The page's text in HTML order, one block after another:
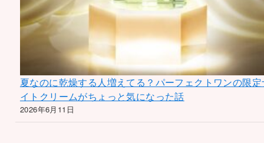
夏なのに乾燥する人増えてる？パーフェクトワンの限定
イトクリームがちょっと気になった話
2026年6月11日